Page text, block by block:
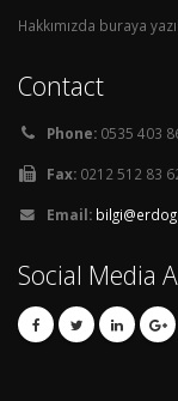
Hakkımızda buraya
Contact
Phone: 0535 403
Fax: 0212 512 83
Email:
Social Media